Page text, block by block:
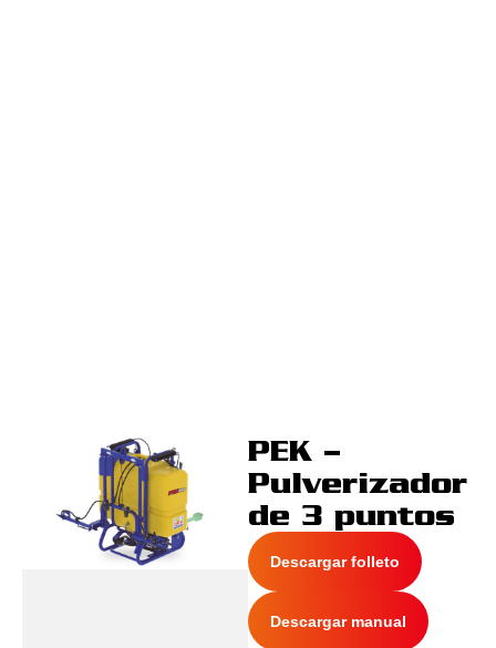
PEK –
Pulverizador
de 3 puntos
Descargar folleto
Descargar manual